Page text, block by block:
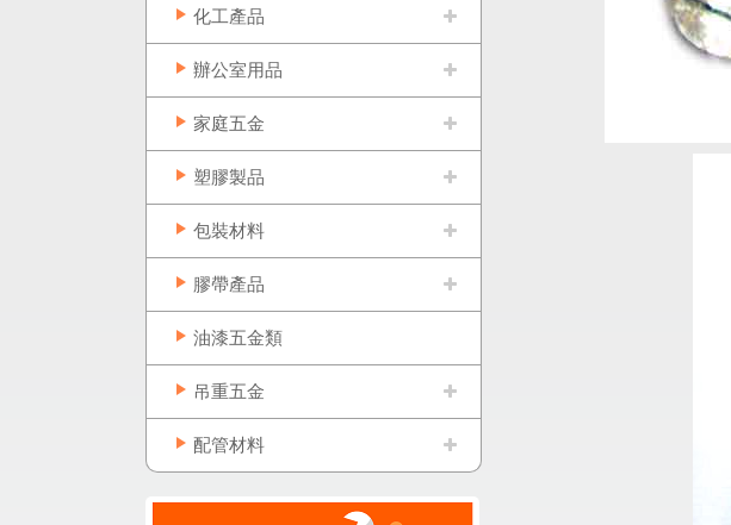
化工產品
辦公室用品
家庭五金
塑膠製品
包裝材料
膠帶產品
油漆五金類
吊重五金
配管材料